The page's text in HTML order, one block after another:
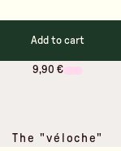
Add to cart
9,90 €
The "véloche"